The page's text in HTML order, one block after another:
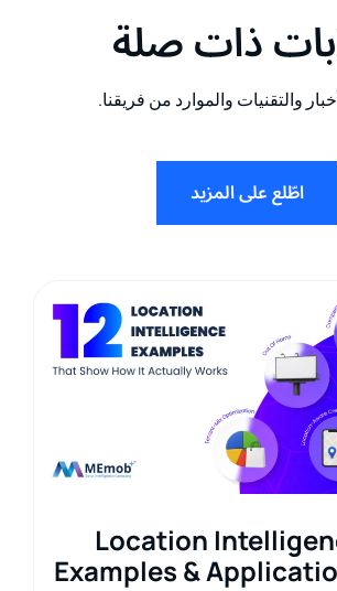
ذات صلة
والتقنيات والموارد من فريقنا.
اطّلع على المزيد
12 Location
Examples &